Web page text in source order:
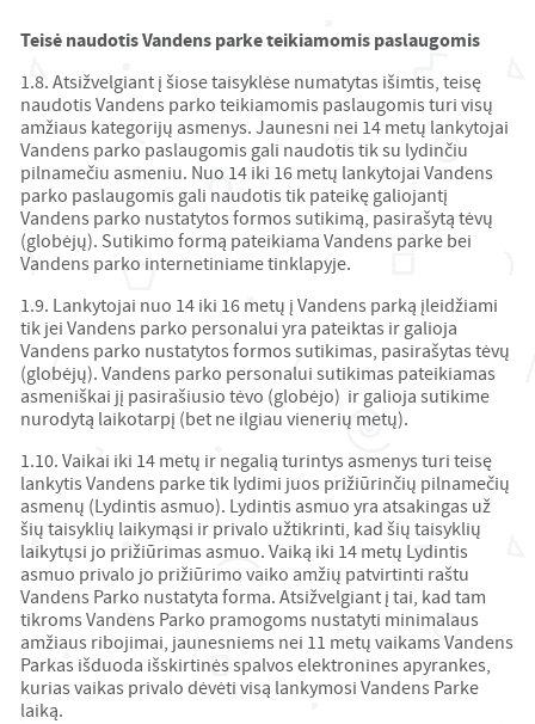
Teisė naudotis Vandens parke teikiamomis paslaugomis
1.8. Atsižvelgiant į šiose taisyklėse numatytas išimtis, teisę
naudotis Vandens parko teikiamomis paslaugomis turi visų
amžiaus kategorijų asmenys. Jaunesni nei 14 metų lankytojai
Vandens parko paslaugomis gali naudotis tik su lydinčiu
pilnamečiu asmeniu. Nuo 14 iki 16 metų lankytojai Vandens
parko paslaugomis gali naudotis tik pateikę galiojantį
Vandens parko nustatytos formos sutikimą, pasirašytą tėvų
(globėjų). Sutikimo formą pateikiama Vandens parke bei
Vandens parko internetiniame tinklapyje.
1.9. Lankytojai nuo 14 iki 16 metų į Vandens parką įleidžiami
tik jei Vandens parko personalui yra pateiktas ir galioja
Vandens parko nustatytos formos sutikimas, pasirašytas tėvų
(globėjų). Vandens parko personalui sutikimas pateikiamas
asmeniškai jį pasirašiusio tėvo (globėjo) ir galioja sutikime
nurodytą laikotarpį (bet ne ilgiau vienerių metų).
1.10. Vaikai iki 14 metų ir negalią turintys asmenys turi teisę
lankytis Vandens parke tik lydimi juos prižiūrinčių pilnamečių
asmenų (Lydintis asmuo). Lydintis asmuo yra atsakingas už
šių taisyklių laikymąsi ir privalo užtikrinti, kad šių taisyklių
laikytųsi jo prižiūrimas asmuo. Vaiką iki 14 metų Lydintis
asmuo privalo jo prižiūrimo vaiko amžių patvirtinti raštu
Vandens Parko nustatyta forma. Atsižvelgiant į tai, kad tam
tikroms Vandens Parko pramogoms nustatyti minimalaus
amžiaus ribojimai, jaunesniems nei 11 metų vaikams Vandens
Parkas išduoda išskirtinės spalvos elektronines apyrankes,
kurias vaikas privalo dėvėti visą lankymosi Vandens Parke
laiką.